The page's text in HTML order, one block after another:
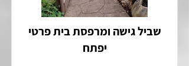
שביל גישה ומרפסת בית פרטי
יפתח